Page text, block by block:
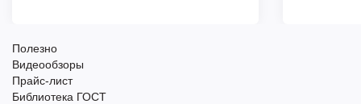
Полезно
Видеообзоры
Прайс-лист
Библиотека ГОСТ